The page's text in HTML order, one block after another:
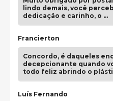
lindo demais, você
dedicação e carinho, o …
Francierton
Concordo, é daqueles
decepcionante quando
todo feliz abrindo o
Luís Fernando